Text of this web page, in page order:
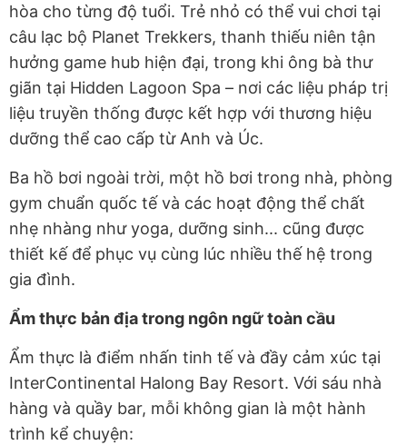
hòa cho từng độ tuổi. Trẻ nhỏ có thể vui chơi tại
câu lạc bộ Planet Trekkers, thanh thiếu niên tận
hưởng game hub hiện đại, trong khi ông bà thư
giãn tại Hidden Lagoon Spa – nơi các liệu pháp trị
liệu truyền thống được kết hợp với thương hiệu
dưỡng thể cao cấp từ Anh và Úc.
Ba hồ bơi ngoài trời, một hồ bơi trong nhà, phòng
gym chuẩn quốc tế và các hoạt động thể chất
nhẹ nhàng như yoga, dưỡng sinh... cũng được
thiết kế để phục vụ cùng lúc nhiều thế hệ trong
gia đình.
Ẩm thực bản địa trong ngôn ngữ toàn cầu
Ẩm thực là điểm nhấn tinh tế và đầy cảm xúc tại
InterContinental Halong Bay Resort. Với sáu nhà
hàng và quầy bar, mỗi không gian là một hành
trình kể chuyện: